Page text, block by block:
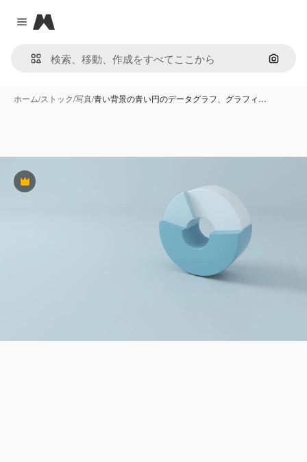
Close menu
Magnific
画像で
ホーム/ストック/写真/青い背景の青い円のデータグラフ、グラフィ…
Premium